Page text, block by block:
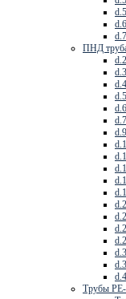
ПНД
Трубы